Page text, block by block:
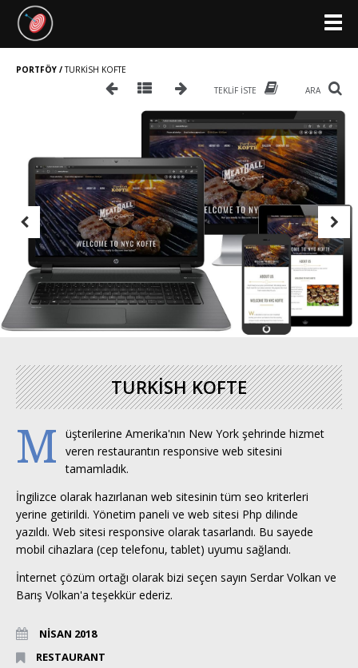
PORTFÖY /TURKISH KOFTE
TEKLIF İSTE
ARA
Previous Next
TURKISH KOFTE
M
üşterilerine Amerika'nın New York şehrinde hizmet
veren restaurantın responsive web sitesini
tamamladık.
İngilizce olarak hazırlanan web sitesinin tüm seo kriterleri
yerine getirildi. Yönetim paneli ve web sitesi Php dilinde
yazıldı. Web sitesi responsive olarak tasarlandı. Bu sayede
mobil cihazlara (cep telefonu, tablet) uyumu sağlandı.
İnternet çözüm ortağı olarak bizi seçen sayın Serdar Volkan ve
Barış Volkan'a teşekkür ederiz.
NİSAN 2018
RESTAURANT